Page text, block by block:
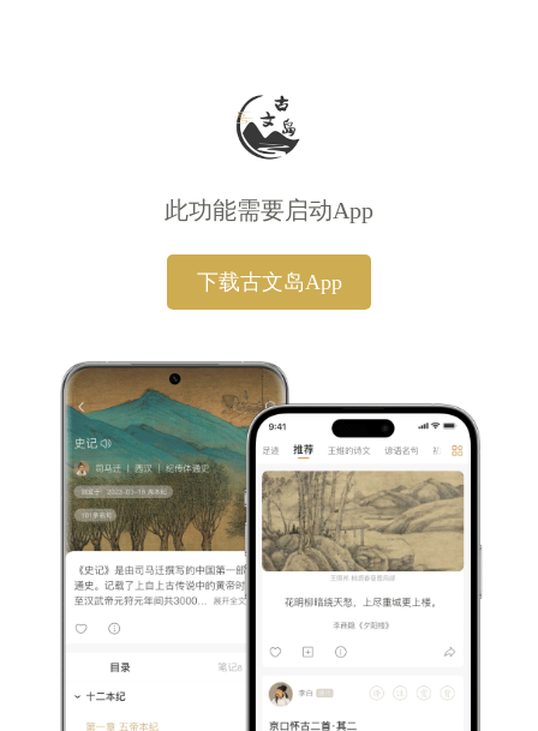
此功能需要启动App
下载古文岛App